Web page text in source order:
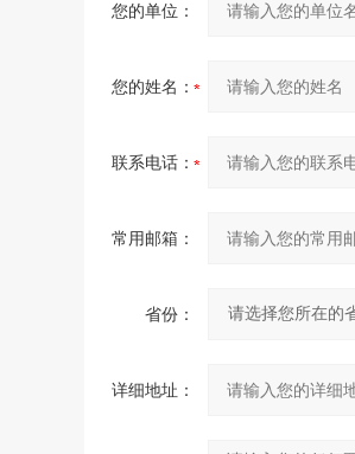
您的单位：
您的姓名：
联系电话：
常用邮箱：
省份：
详细地址：